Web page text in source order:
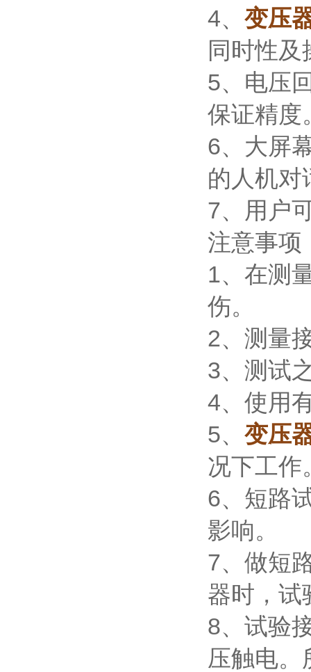
4、 变压
同时性
5、电压
保证精度
6、大屏
的人机对
7、用户
注意事项
1、在测
伤。
2、测量
3、测试
4、使用
5、 变压
况下工作
6、短路
影响。
7、做短
器时，试
8、试验
压触电。